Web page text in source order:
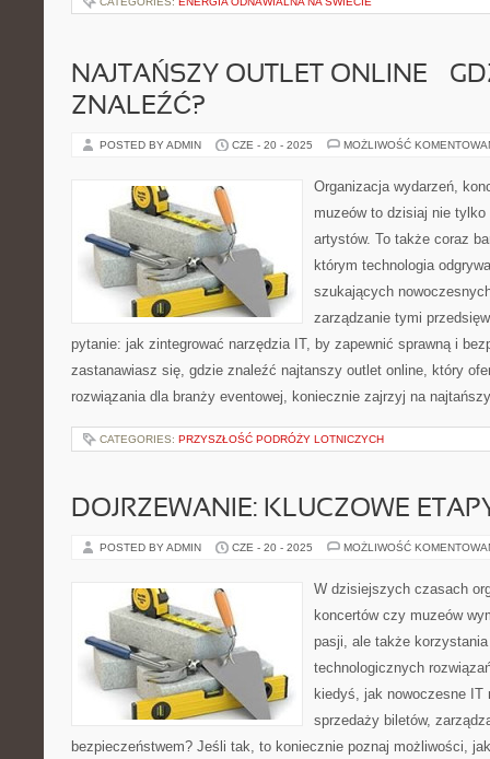
NAJTAŃSZY OUTLET ONLINE –
ZNALEŹĆ?
POSTED BY ADMIN CZE - 20 - 2025 MOŻLIWOŚĆ
Organizacja wydarzeń,
muzeów to dzisiaj nie
artystów. To także coraz
którym technologia
szukających
zarządzanie tymi
pytanie: jak zintegrować narzędzia IT, by zapewnić sprawną i
zastanawiasz się, gdzie znaleźć najtanszy outlet online, który
rozwiązania dla branży eventowej, koniecznie zajrzyj na
CATEGORIES: PRZYSZŁOŚĆ PODRÓŻY LOTNICZYCH
DOJRZEWANIE: KLUCZOWE
POSTED BY ADMIN CZE - 20 - 2025 MOŻLIWOŚĆ
W dzisiejszych czasach
koncertów czy muzeów
pasji, ale także
technologicznych
kiedyś, jak nowoczesne IT
sprzedaży biletów,
bezpieczeństwem? Jeśli tak, to koniecznie poznaj możliwości,